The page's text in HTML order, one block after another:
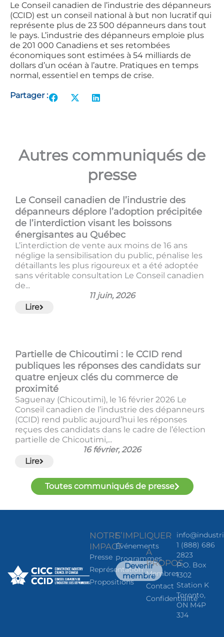
Le Conseil canadien de l’industrie des dépanneurs
(CCID) est un conseil national à but non lucratif qui
représente plus de 23 500 dépanneurs dans tout
le pays. L’industrie des dépanneurs emploie plus
de 201 000 Canadiens et ses retombées
économiques sont estimées à 54 milliards de
dollars d’un océan à l’autre. Pratiques en temps
normal, essentiel en temps de crise.
Partager :
Autres communiqués de
presse
Le Conseil canadien de l’industrie des
dépanneurs déplore l’adoption précipitée
de l’interdiction visant les boissons
énergisantes au Québec
L’interdiction de vente aux moins de 16 ans
néglige la sensibilisation du public, pénalise les
détaillants les plus rigoureux et a été adoptée
sans véritable consultation Le Conseil canadien
de...
11 juin, 2026
Lire
Partielle de Chicoutimi : le CCID rend
publiques les réponses des candidats sur
quatre enjeux clés du commerce de
proximité
Saguenay (Chicoutimi), le 16 février 2026 Le
Conseil canadien de l’industrie des dépanneurs
(CCID) rend public aujourd’hui les réponses
reçues des candidats dans le cadre de l’élection
partielle de Chicoutimi,...
16 février, 2026
Lire
Toutes communiqués de presse
NOTRE
IMPACT
Presse
Représentation
Propositions
S’IMPLIQUER
Événements
Programmes
Devenir
membre
À
PROPOS
Membres
Contact
Confidentialité
1 (888) 686
2823
P.O. Box
1302
Station K
Toronto,
ON M4P
3J4